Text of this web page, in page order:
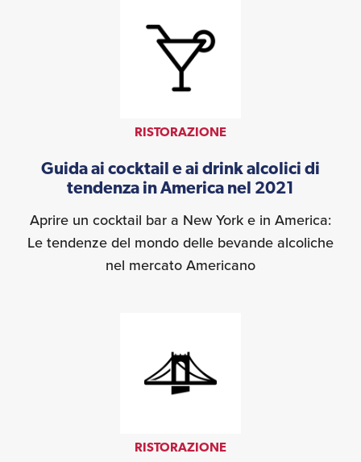
RISTORAZIONE
Guida ai cocktail e ai drink alcolici di
tendenza in America nel 2021
Aprire un cocktail bar a New York e in America:
Le tendenze del mondo delle bevande alcoliche
nel mercato Americano
RISTORAZIONE